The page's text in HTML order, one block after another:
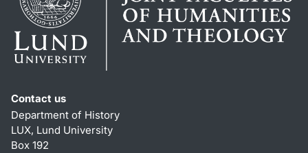
Contact us
Department of History
LUX, Lund University
Box 192